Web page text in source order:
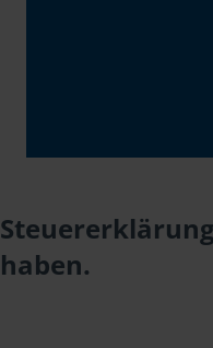
haben.